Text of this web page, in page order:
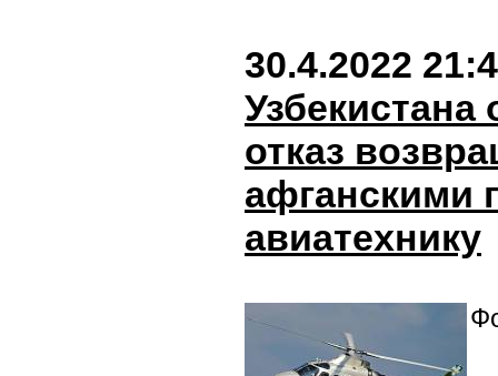
30.4.2022
отказ
афганскими
авиатехнику